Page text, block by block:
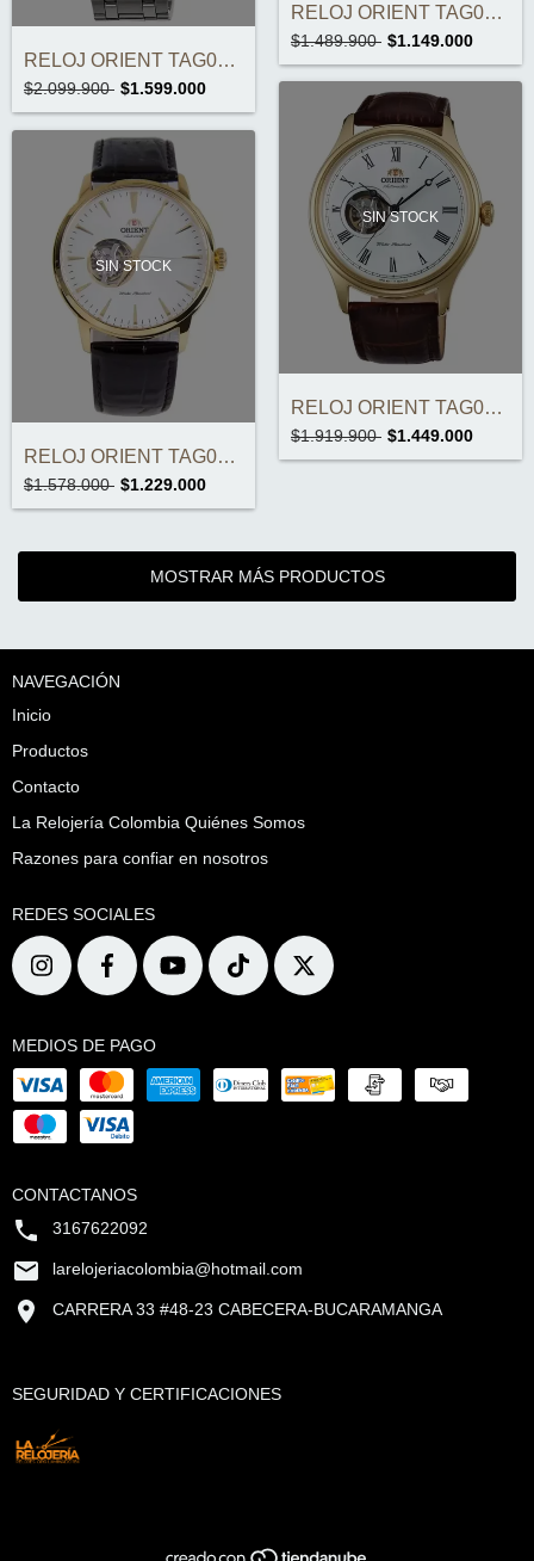
RELOJ ORIENT TAG03002B ORIGINAL
$2.099.900 $1.599.000
RELOJ ORIENT TAG02004B ESTEEM II ORIGINA...
$1.489.900 $1.149.000
SIN STOCK
RELOJ ORIENT TAG02003W OPEN HEART ORIGIN...
$1.578.000 $1.229.000
SIN STOCK
RELOJ ORIENT TAG00002W ORIGINAL
$1.919.900 $1.449.000
MOSTRAR MÁS PRODUCTOS
NAVEGACIÓN
Inicio
Productos
Contacto
La Relojería Colombia Quiénes Somos
Razones para confiar en nosotros
REDES SOCIALES
MEDIOS DE PAGO
CONTACTANOS
3167622092
larelojeriacolombia@hotmail.com
CARRERA 33 #48-23 CABECERA-BUCARAMANGA
SEGURIDAD Y CERTIFICACIONES